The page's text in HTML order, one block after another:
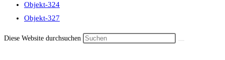
Objekt-324
Objekt-327
Diese Website durchsuchen